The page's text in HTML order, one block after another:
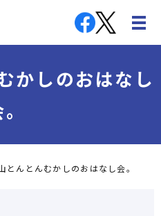
かしのおはなし
とんとんむかしのおはなし会。